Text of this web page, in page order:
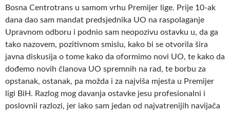
Bosna Centrotrans u samom vrhu Premijer lige. Prije 10-ak
dana dao sam mandat predsjednika UO na raspolaganje
Upravnom odboru i podnio sam neopozivu ostavku u, da ga
tako nazovem, pozitivnom smislu, kako bi se otvorila šira
javna diskusija o tome kako da oformimo novi UO, te kako da
dođemo novih članova UO spremnih na rad, te borbu za
opstanak, ostanak, pa možda i za najviša mjesta u Premijer
ligi BiH. Razlog mog davanja ostavke jesu profesionalni i
poslovnii razlozi, jer iako sam jedan od najvatrenijih navijača